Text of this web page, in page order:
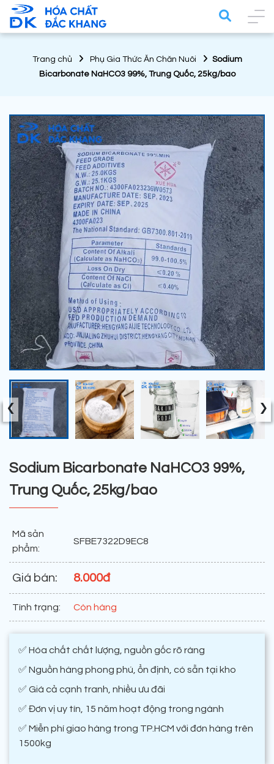
Trang chủ Phụ Gia Thức Ăn Chăn Nuôi
Sodium
Bicarbonate NaHCO3 99%, Trung Quốc, 25kg/bao
‹ ›
Sodium Bicarbonate NaHCO3 99%,
Trung Quốc, 25kg/bao
Mã sản
phẩm:
SFBE7322D9EC8
Giá bán: 8.000đ
Tình trạng: Còn hàng
✅ Hóa chất chất lượng, nguồn gốc rõ ràng
✅ Nguồn hàng phong phú, ổn định, có sẵn tại kho
✅ Giá cả cạnh tranh, nhiều ưu đãi
✅ Đơn vị uy tín, 15 năm hoạt động trong ngành
✅ Miễn phí giao hàng trong TP.HCM với đơn hàng trên
1500kg